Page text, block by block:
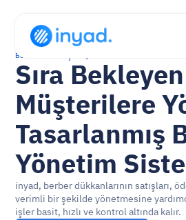
Berber dükkanı için Inyad
Sıra Bekleyen
Müşterilere
Tasarlanmış
Yönetim
inyad, berber dükkanlarının satışları,
verimli bir şekilde yönetmesine
işler basit, hızlı ve kontrol altında kalır.